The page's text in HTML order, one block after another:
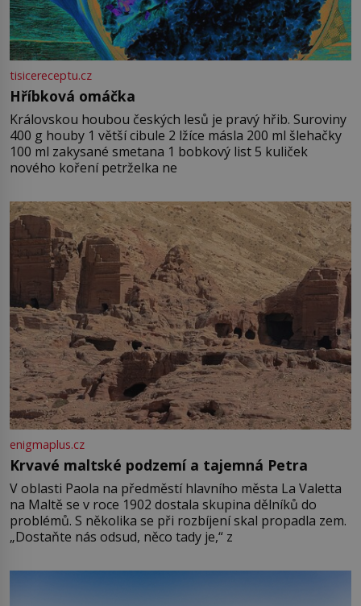
tisicereceptu.cz
Hříbková omáčka
Královskou houbou českých lesů je pravý hřib. Suroviny
400 g houby 1 větší cibule 2 lžíce másla 200 ml šlehačky
100 ml zakysané smetana 1 bobkový list 5 kuliček
nového koření petrželka ne
enigmaplus.cz
Krvavé maltské podzemí a tajemná Petra
V oblasti Paola na předměstí hlavního města La Valetta
na Maltě se v roce 1902 dostala skupina dělníků do
problémů. S několika se při rozbíjení skal propadla zem.
„Dostaňte nás odsud, něco tady je,“ z